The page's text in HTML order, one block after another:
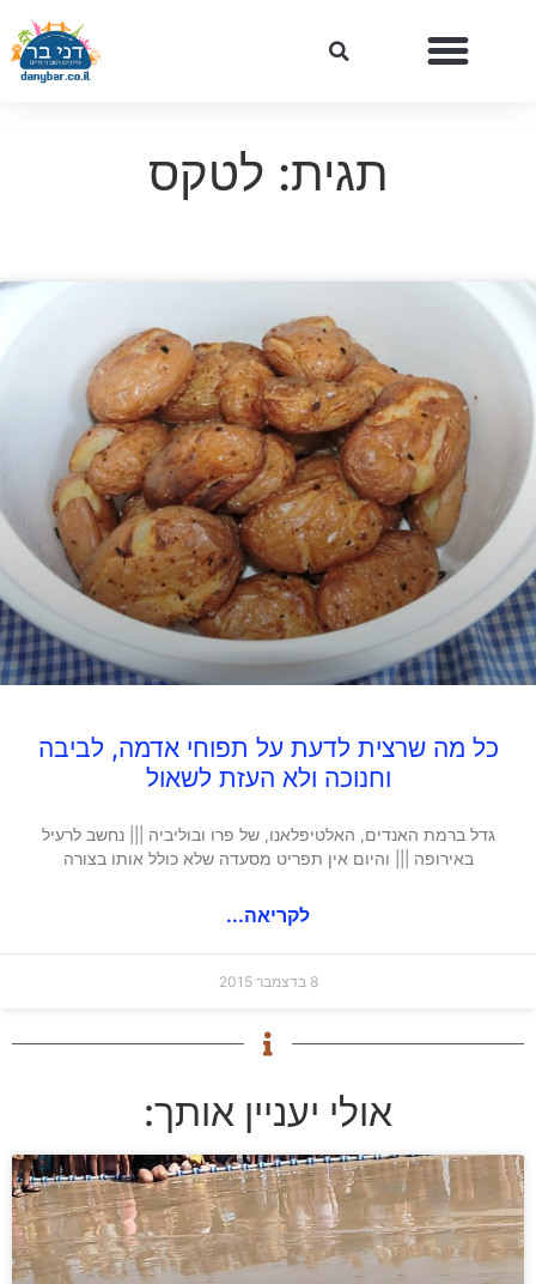
תגית: לטקס
כל מה שרצית לדעת על תפוחי אדמה, לביבה
וחנוכה ולא העזת לשאול
גדל ברמת האנדים, האלטיפלאנו, של פרו ובוליביה ||| נחשב לרעיל
באירופה ||| והיום אין תפריט מסעדה שלא כולל אותו בצורה
לקריאה...
8 בדצמבר 2015
אולי יעניין אותך: